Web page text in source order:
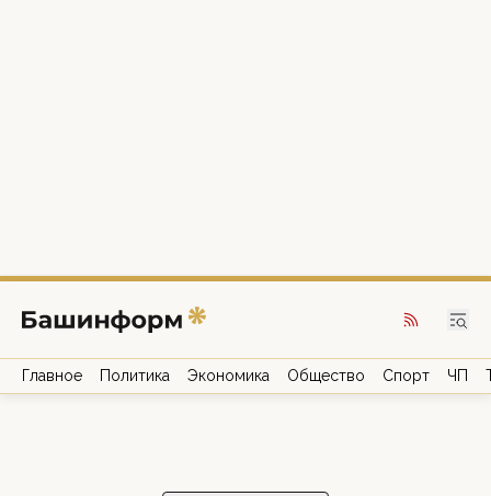
Главное Политика Экономика Общество Спорт ЧП